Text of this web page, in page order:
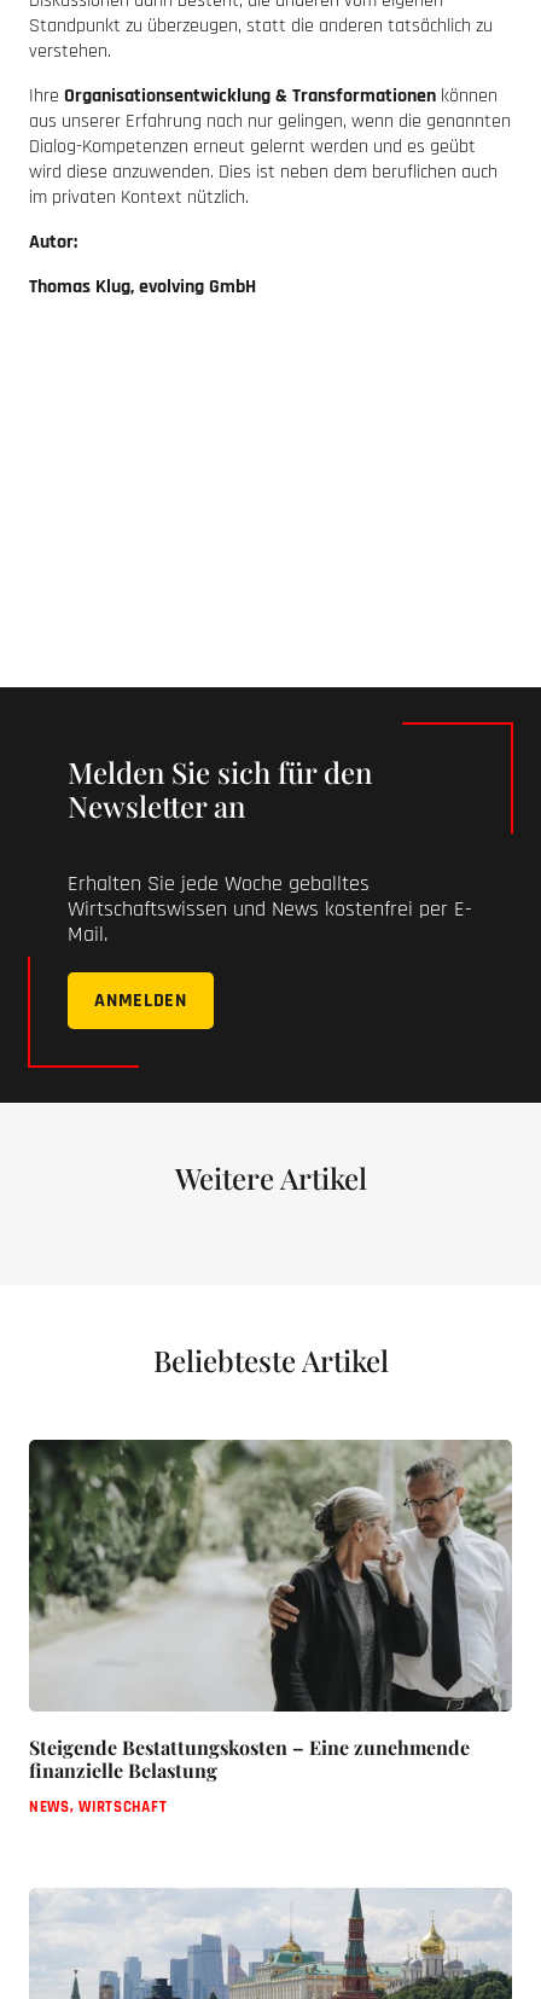
Standpunkt zu überzeugen, statt die anderen tatsächlich zu
verstehen.
Ihre Organisationsentwicklung & Transformationen können
aus unserer Erfahrung nach nur gelingen, wenn die genannten
Dialog-Kompetenzen erneut gelernt werden und es geübt
wird diese anzuwenden. Dies ist neben dem beruflichen auch
im privaten Kontext nützlich.
Autor:
Thomas Klug, evolving GmbH
Melden Sie sich für den
Newsletter an
Erhalten Sie jede Woche geballtes
Wirtschaftswissen und News kostenfrei per E-
Mail.
ANMELDEN
Weitere Artikel
Beliebteste Artikel
Steigende Bestattungskosten – Eine zunehmende
finanzielle Belastung
NEWS,WIRTSCHAFT